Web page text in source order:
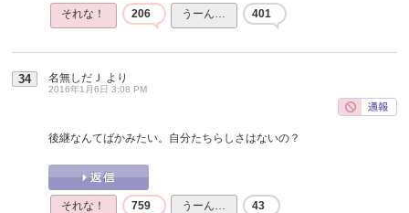
それな！ 206 うーん… 401
34 名無しだＪ より
2016年1月6日 3:08 PM
後継なんてばかみたい。自分たちらしさはないの？
それな！ 759 うーん… 43